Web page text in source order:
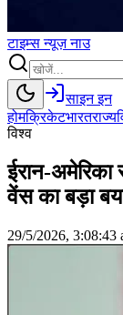
टाइम्सन्यूज़नाउ
साइन इन
होमक्रिकेटभारतराज्य
विश्व
ईरान-
वेंस का बड़ा
29/5/2026, 3:08:43